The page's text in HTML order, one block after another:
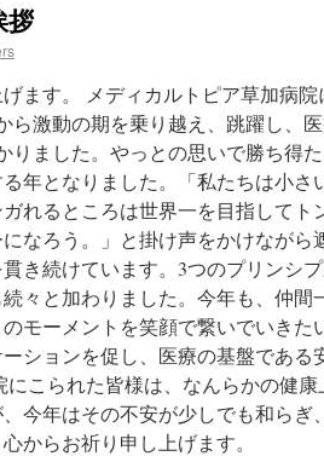
ます。 メディカルトピア草加病
ら激動の期を乗り越え、跳躍し、
りました。やっとの思いで勝ち得
年となりました。「私たちは小さ
れるところは世界一を目指してト
なろう。」と掛け声をかけながら
き続けています。3つのプリンシ
々と加わりました。今年も、仲間
モーメントを笑顔で繋いでいきた
ションを促し、医療の基盤である
にこられた皆様は、なんらかの健
今年はその不安が少しでも和らぎ
からお祈り申し上げます。